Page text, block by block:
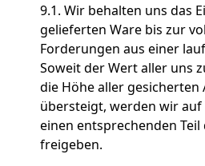
9.1. Wir behalten uns das
gelieferten Ware bis zur
Forderungen aus einer
Soweit der Wert aller uns
die Höhe aller gesicherten
übersteigt, werden wir
einen entsprechenden
freigeben.